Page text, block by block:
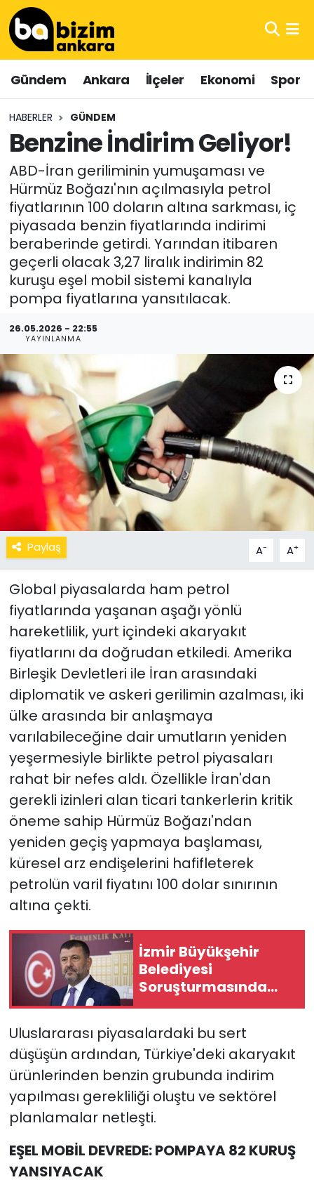
Gündem Ankara İlçeler Ekonomi Spor
HABERLER GÜNDEM
Benzine İndirim Geliyor!
ABD-İran geriliminin yumuşaması ve
Hürmüz Boğazı'nın açılmasıyla petrol
fiyatlarının 100 doların altına sarkması, iç
piyasada benzin fiyatlarında indirimi
beraberinde getirdi. Yarından itibaren
geçerli olacak 3,27 liralık indirimin 82
kuruşu eşel mobil sistemi kanalıyla
pompa fiyatlarına yansıtılacak.
26.05.2026 - 22:55
YAYINLANMA
Paylaş A- A+
Global piyasalarda ham petrol
fiyatlarında yaşanan aşağı yönlü
hareketlilik, yurt içindeki akaryakıt
fiyatlarını da doğrudan etkiledi. Amerika
Birleşik Devletleri ile İran arasındaki
diplomatik ve askeri gerilimin azalması, iki
ülke arasında bir anlaşmaya
varılabileceğine dair umutların yeniden
yeşermesiyle birlikte petrol piyasaları
rahat bir nefes aldı. Özellikle İran'dan
gerekli izinleri alan ticari tankerlerin kritik
öneme sahip Hürmüz Boğazı'ndan
yeniden geçiş yapmaya başlaması,
küresel arz endişelerini hafifleterek
petrolün varil fiyatını 100 dolar sınırının
altına çekti.
İzmir Büyükşehir
Belediyesi
Soruşturmasında
Veli Ağbaba'nın
Alındı
Uluslararası piyasalardaki bu sert
düşüşün ardından, Türkiye'deki akaryakıt
ürünlerinden benzin grubunda indirim
yapılması gerekliliği oluştu ve sektörel
planlamalar netleşti.
EŞEL MOBİL DEVREDE: POMPAYA 82 KURUŞ
YANSIYACAK
Hava Durumu
Trafik Durumu
Süper Lig Puan Durumu ve Fikstür
Tüm Manşetler
Son Dakika Haberleri
Haber Arşivi